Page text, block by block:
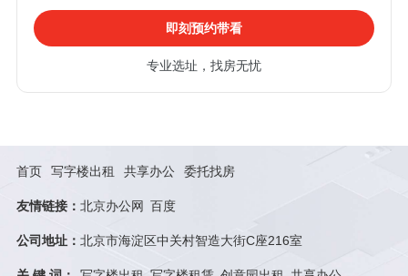
即刻预约带看
专业选址，找房无忧
首页 写字楼出租 共享办公 委托找房
友情链接： 北京办公网 百度
公司地址： 北京市海淀区中关村智造大街C座216室